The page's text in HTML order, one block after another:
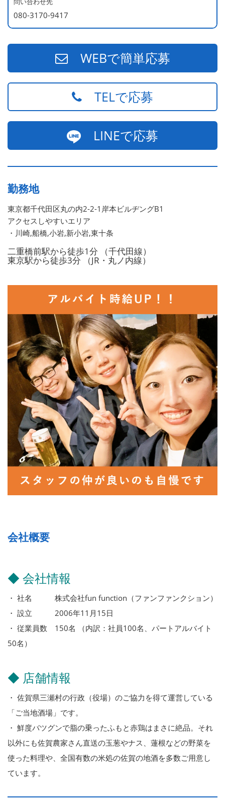
080-3170-9417
WEBで簡単応募
TELで応募
LINEで応募
勤務地
東京都千代田区丸の内2-2-1岸本ビルヂングB1
アクセスしやすいエリア
・川崎,船橋,小岩,新小岩,東十条
二重橋前駅から徒歩1分 （千代田線）
東京駅から徒歩3分 （JR・丸ノ内線）
会社概要
◆ 会社情報
・ 社名 株式会社fun function（ファンファンクション）
・ 設立 2006年11月15日
・ 従業員数 150名 （内訳：社員100名、パートアルバイト
50名）
◆ 店舗情報
・ 佐賀県三瀬村の行政（役場）のご協力を得て運営している
「ご当地酒場」です。
・ 鮮度バツグンで脂の乗ったふもと赤鶏はまさに絶品。それ
以外にも佐賀農家さん直送の玉葱やナス、蓮根などの野菜を
使った料理や、全国有数の米処の佐賀の地酒を多数ご用意し
ています。